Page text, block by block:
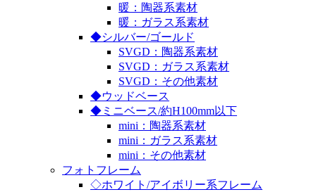
暖：陶器系素材
暖：ガラス系素材
◆シルバー/ゴールド
SVGD：陶器系素材
SVGD：ガラス系素材
SVGD：その他素材
◆ウッドベース
◆ミニベース/約H100mm以下
mini：陶器系素材
mini：ガラス系素材
mini：その他素材
フォトフレーム
◇ホワイト/アイボリー系フレーム